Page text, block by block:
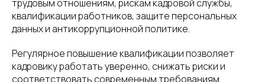
трудовым отношениям, рискам кадровой службы,
квалификации работников, защите персональных
данных и антикоррупционной политике.
Регулярное повышение квалификации позволяет
кадровику работать уверенно, снижать риски и
соответствовать современным требованиям